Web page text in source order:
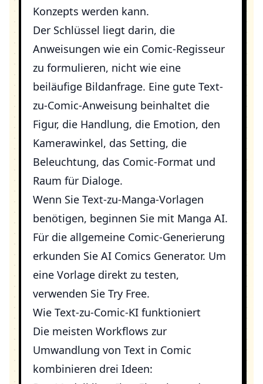
Konzepts werden kann.
Der Schlüssel liegt darin, die
Anweisungen wie ein Comic-Regisseur
zu formulieren, nicht wie eine
beiläufige Bildanfrage. Eine gute Text-
zu-Comic-Anweisung beinhaltet die
Figur, die Handlung, die Emotion, den
Kamerawinkel, das Setting, die
Beleuchtung, das Comic-Format und
Raum für Dialoge.
Wenn Sie Text-zu-Manga-Vorlagen
benötigen, beginnen Sie mit Manga AI.
Für die allgemeine Comic-Generierung
erkunden Sie AI Comics Generator. Um
eine Vorlage direkt zu testen,
verwenden Sie Try Free.
Wie Text-zu-Comic-KI funktioniert
Die meisten Workflows zur
Umwandlung von Text in Comic
kombinieren drei Ideen: